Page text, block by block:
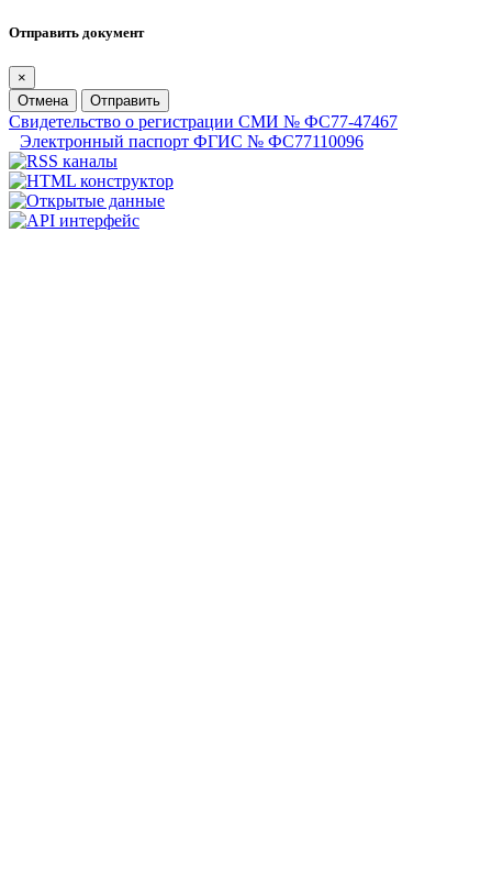
Отправить документ
×
Отмена
Отправить
Свидетельство о регистрации СМИ № ФС77-47467
Электронный паспорт ФГИС № ФС77110096